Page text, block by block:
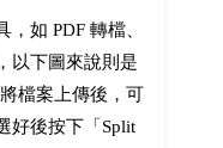
如 PDF 轉檔、
以下圖來說則是
檔案上傳後，可
好後按下「Split